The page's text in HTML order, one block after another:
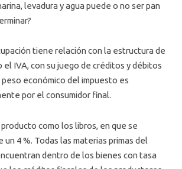
levadura y agua puede o no ser pan
tiene relación con la estructura de
el IVA, con su juego de créditos y débitos
económico del impuesto es
por el consumidor final.
como los libros, en que se
un 4 %. Todas las materias primas del
dentro de los bienes con tasa